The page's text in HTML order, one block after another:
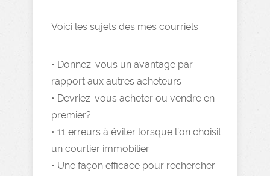
Voici les sujets des mes courriels:
• Donnez-vous un avantage par
rapport aux autres acheteurs
• Devriez-vous acheter ou vendre en
premier?
• 11 erreurs à éviter lorsque l’on choisit
un courtier immobilier
• Une façon efficace pour rechercher